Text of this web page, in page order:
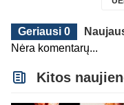
Geriausi 0
Nėra komentarų...
Kitos